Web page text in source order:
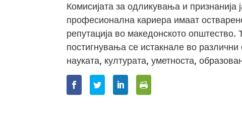
Комисијата за одликувања и признанија
професионална кариера имаат
репутација во македонското општество.
постигнувања се истакнале во
науката, културата, уметноста,